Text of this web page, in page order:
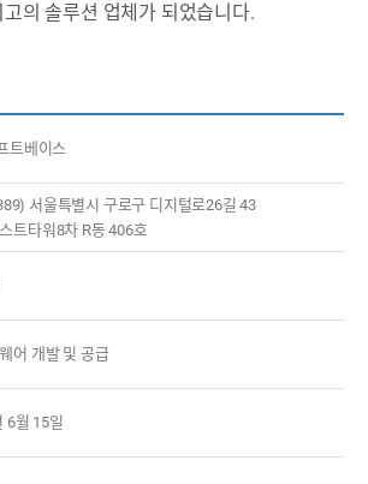
의 솔루션 업체가 되었습니다.
트베이스
서울특별시 구로구 디지털로26길 43
트타워8차 R동 406호
어 개발 및 공급
6월 15일